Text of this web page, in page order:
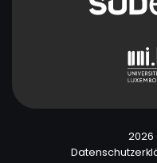
2026